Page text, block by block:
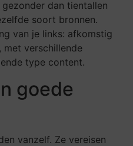
dan tientallen
soort bronnen.
van je links: afkomstig
met verschillende
type content.
goede
vanzelf. Ze vereisen